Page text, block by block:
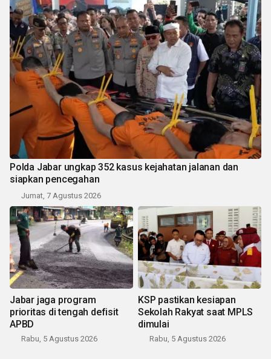
Polda Jabar ungkap 352 kasus kejahatan jalanan dan
siapkan pencegahan
Jumat, 7 Agustus 2026
Jabar jaga program
prioritas di tengah defisit
APBD
Rabu, 5 Agustus 2026
KSP pastikan kesiapan
Sekolah Rakyat saat MPLS
dimulai
Rabu, 5 Agustus 2026